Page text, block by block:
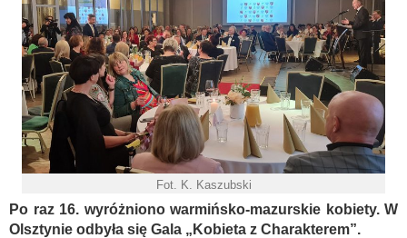
Fot. K. Kaszubski
Po raz 16. wyróżniono warmińsko-mazurskie kobiety. W
Olsztynie odbyła się Gala „Kobieta z Charakterem”.